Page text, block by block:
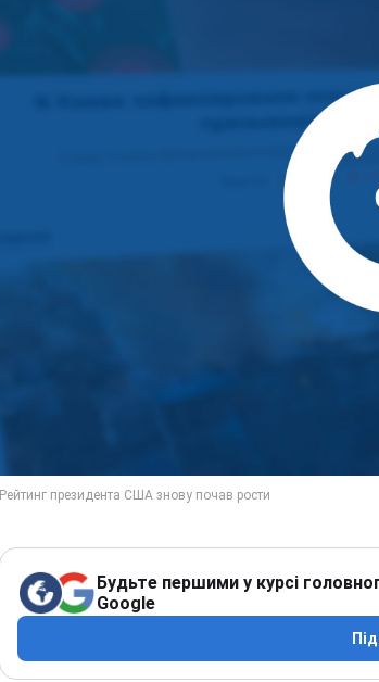
Будьте першими у курсі
Google